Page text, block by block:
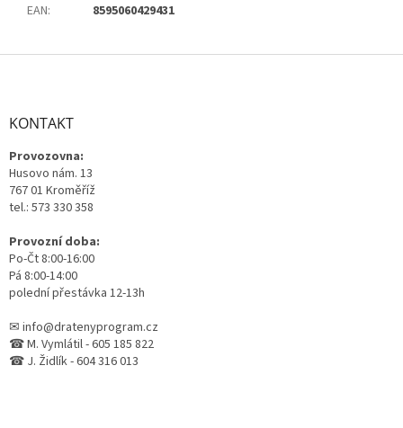
EAN: 8595060429431
Z
KONTAKT
Provozovna:
Husovo nám. 13
767 01 Kroměříž
tel.: 573 330 358
Provozní doba:
Po-Čt 8:00-16:00
Pá 8:00-14:00
polední přestávka 12-13h
✉ info@dratenyprogram.cz
☎ M. Vymlátil - 605 185 822
☎ J. Židlík - 604 316 013